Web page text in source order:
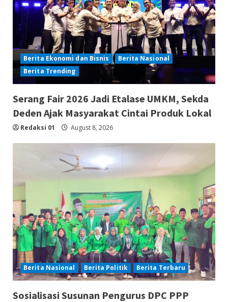
Berita Ekonomi dan Bisnis
Berita Nasional
Berita Trending
Serang Fair 2026 Jadi Etalase UMKM, Sekda
Deden Ajak Masyarakat Cintai Produk Lokal
Redaksi 01 August 8, 2026
Berita Nasional Berita Politik Berita Terbaru
Sosialisasi Susunan Pengurus DPC PPP